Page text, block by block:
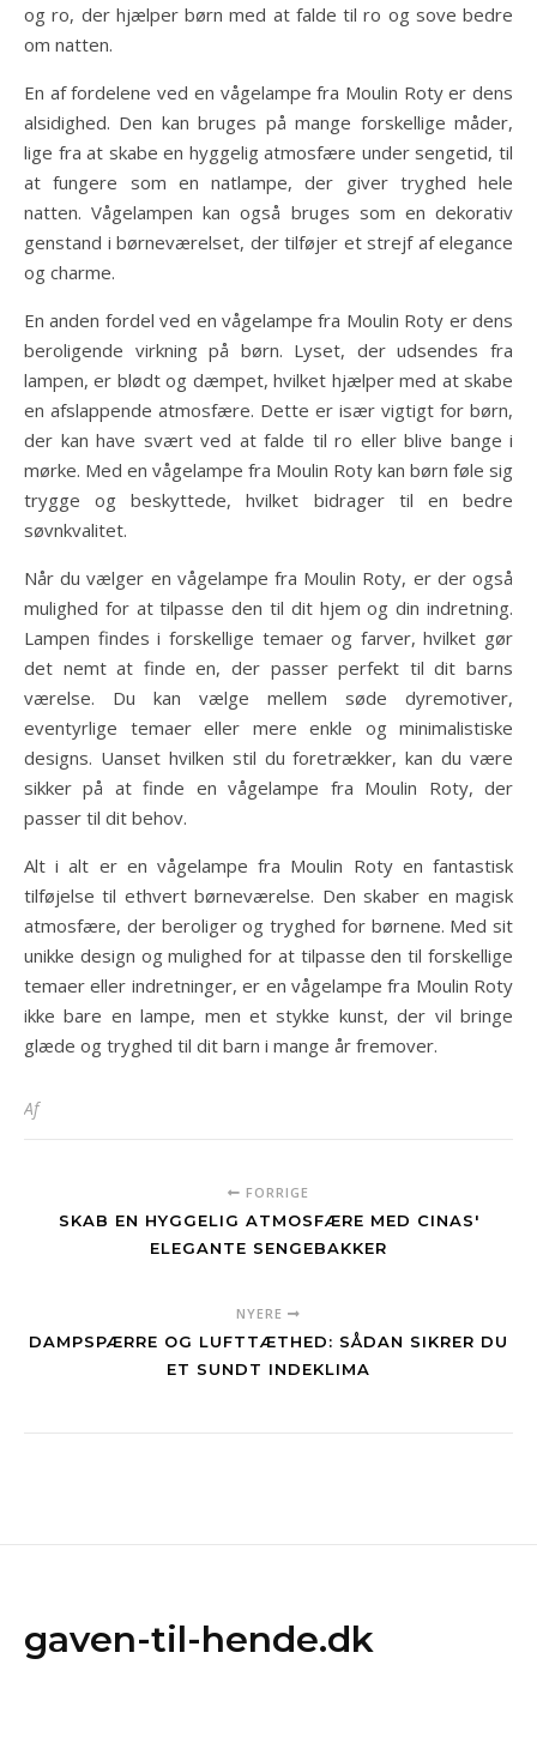
og ro, der hjælper børn med at falde til ro og sove bedre
om natten.
En af fordelene ved en vågelampe fra Moulin Roty er dens
alsidighed. Den kan bruges på mange forskellige måder,
lige fra at skabe en hyggelig atmosfære under sengetid, til
at fungere som en natlampe, der giver tryghed hele
natten. Vågelampen kan også bruges som en dekorativ
genstand i børneværelset, der tilføjer et strejf af elegance
og charme.
En anden fordel ved en vågelampe fra Moulin Roty er dens
beroligende virkning på børn. Lyset, der udsendes fra
lampen, er blødt og dæmpet, hvilket hjælper med at skabe
en afslappende atmosfære. Dette er især vigtigt for børn,
der kan have svært ved at falde til ro eller blive bange i
mørke. Med en vågelampe fra Moulin Roty kan børn føle sig
trygge og beskyttede, hvilket bidrager til en bedre
søvnkvalitet.
Når du vælger en vågelampe fra Moulin Roty, er der også
mulighed for at tilpasse den til dit hjem og din indretning.
Lampen findes i forskellige temaer og farver, hvilket gør
det nemt at finde en, der passer perfekt til dit barns
værelse. Du kan vælge mellem søde dyremotiver,
eventyrlige temaer eller mere enkle og minimalistiske
designs. Uanset hvilken stil du foretrækker, kan du være
sikker på at finde en vågelampe fra Moulin Roty, der
passer til dit behov.
Alt i alt er en vågelampe fra Moulin Roty en fantastisk
tilføjelse til ethvert børneværelse. Den skaber en magisk
atmosfære, der beroliger og tryghed for børnene. Med sit
unikke design og mulighed for at tilpasse den til forskellige
temaer eller indretninger, er en vågelampe fra Moulin Roty
ikke bare en lampe, men et stykke kunst, der vil bringe
glæde og tryghed til dit barn i mange år fremover.
Af
FORRIGE
SKAB EN HYGGELIG ATMOSFÆRE MED CINAS'
ELEGANTE SENGEBAKKER
NYERE
DAMPSPÆRRE OG LUFTTÆTHED: SÅDAN SIKRER DU
ET SUNDT INDEKLIMA
gaven-til-hende.dk